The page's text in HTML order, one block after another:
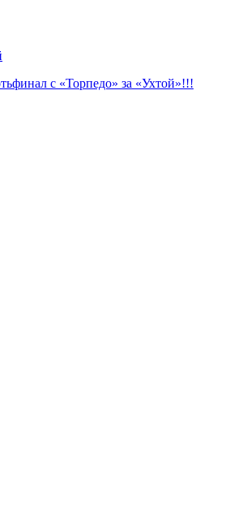
с «Торпедо» за «Ухтой»!!!